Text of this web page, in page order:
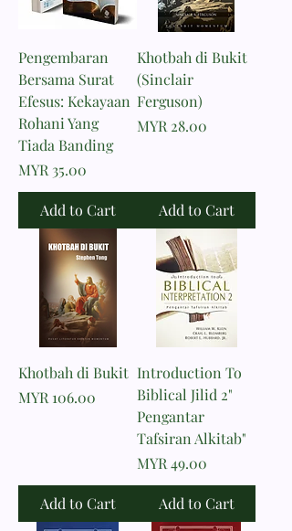
Pengembaran
Bersama Surat
Efesus: Kekayaan
Rohani Yang
Tiada Banding
Price
MYR 35.00
Add to Cart
Khotbah di Bukit
(Sinclair
Ferguson)
Price
MYR 28.00
Add to Cart
Khotbah di Bukit
Price
MYR 106.00
Add to Cart
Introduction To
Biblical Jilid 2"
Pengantar
Tafsiran Alkitab"
Price
MYR 49.00
Add to Cart